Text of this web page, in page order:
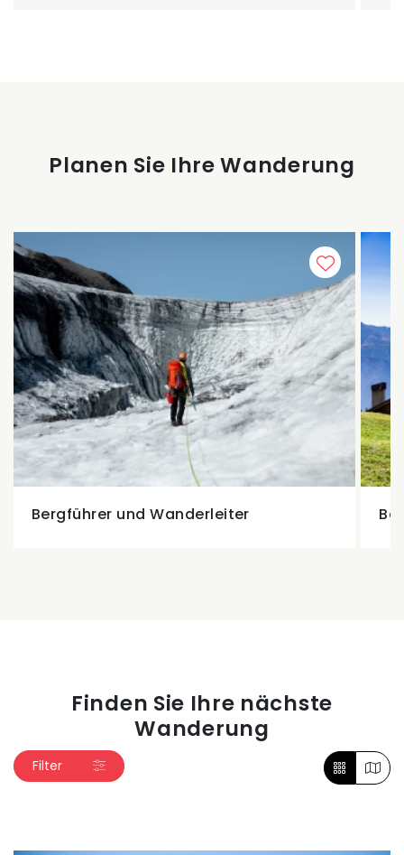
Planen Sie Ihre Wanderung
Bergführer und Wanderleiter
Finden Sie Ihre nächste
Wanderung
Filter